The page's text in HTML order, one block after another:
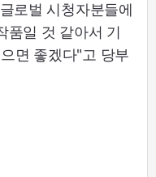
로벌 시청자분들에
품일 것 같아서 기
면 좋겠다"고 당부